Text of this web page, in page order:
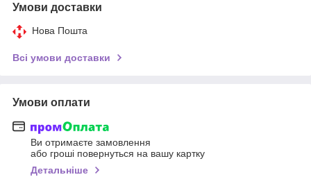
Умови доставки
Нова Пошта
Всі умови доставки
Умови оплати
Ви отримаєте замовлення
або гроші повернуться на вашу картку
Детальніше